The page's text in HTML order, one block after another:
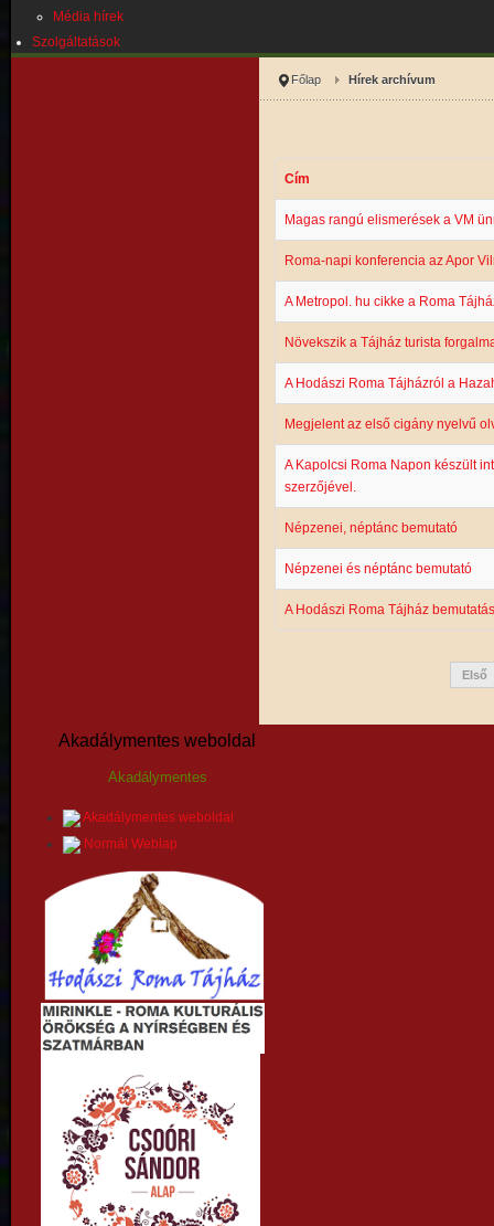
Média hírek
Szolgáltatások
Főlap Hírek archívum
Cím
Magas rangú elismerések a VM
Roma-napi konferencia az Apor
A Metropol. hu cikke a Roma
Növekszik a Tájház turista
A Hodászi Roma Tájházról a
Megjelent az első cigány nyelvű
A Kapolcsi Roma Napon készült
szerzőjével.
Népzenei, néptánc bemutató
Népzenei és néptánc bemutató
A Hodászi Roma Tájház
Első
Akadálymentes weboldal
Akadálymentes
Akadálymentes weboldal
Normál Weblap